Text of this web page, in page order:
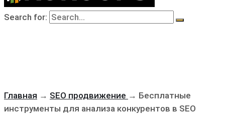
Search for:
Главная → SEO продвижение → Бесплатные
инструменты для анализа конкурентов в SEO